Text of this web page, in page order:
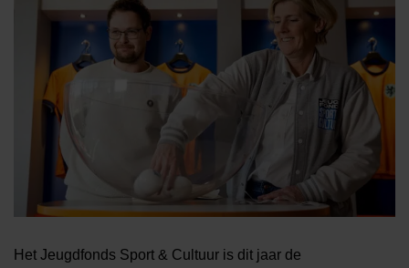
Het Jeugdfonds Sport & Cultuur is dit jaar de